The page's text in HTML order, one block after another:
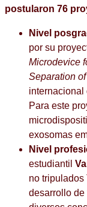
postularon 76
Nivel
por su
Microdevice
Separation
internacional
Para este
exosomas
Nivel
estudiantil
no
desarrollo